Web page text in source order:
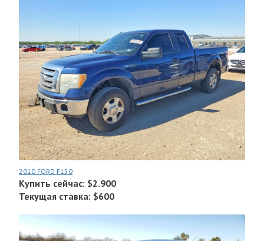
2010 FORD F150
Купить сейчас: $2.900
Текущая ставка: $600